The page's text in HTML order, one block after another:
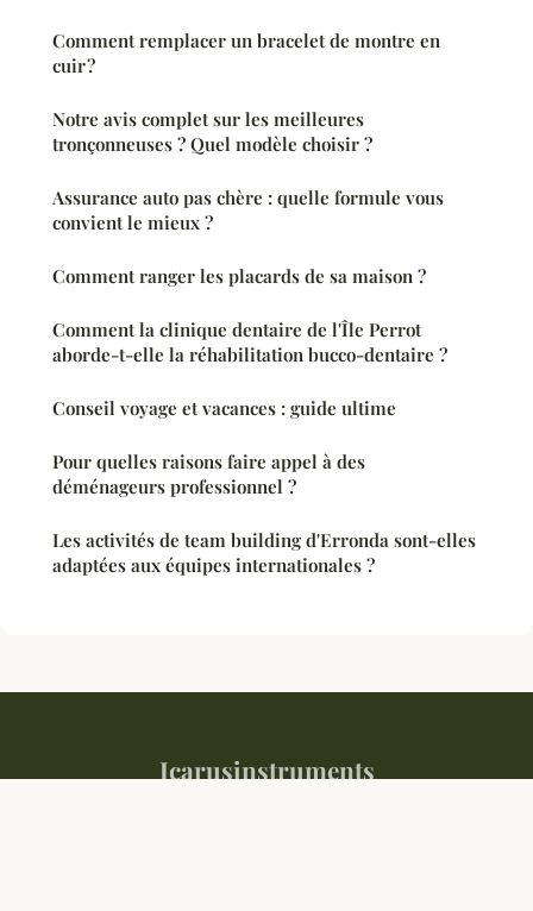
Comment remplacer un bracelet de montre en
cuir ?
Notre avis complet sur les meilleures
tronçonneuses ? Quel modèle choisir ?
Assurance auto pas chère : quelle formule vous
convient le mieux ?
Comment ranger les placards de sa maison ?
Comment la clinique dentaire de l'Île Perrot
aborde-t-elle la réhabilitation bucco-dentaire ?
Conseil voyage et vacances : guide ultime
Pour quelles raisons faire appel à des
déménageurs professionnel ?
Les activités de team building d'Erronda sont-elles
adaptées aux équipes internationales ?
Icarusinstruments